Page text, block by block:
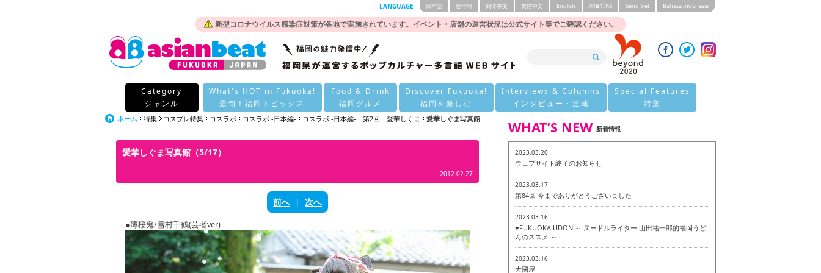
新型コロナウイルス感染症対策が各地で実施されています。イベント・店舗の運営状況は公式サイト等でご確認ください。
LANGUAGE 日本語 한국어 簡体中文 繁體中文 English ภาษาไทย tiéng Viêt Bahasa Indonesia
Category
ジャンル
What's HOT in Fukuoka!
最旬！福岡トピックス
Food & Drink
福岡グルメ
Discover Fukuoka!
福岡を楽しむ
Interviews & Columns
インタビュー・連載
Special Features
特集
ホーム 特集 コスプレ特集 コスラボ コスラボ -日本編- コスラボ -日本編- 第2回 愛華しぐま 愛華しぐま写真館
愛華しぐま写真館（5/17）
2012.02.27
前へ| 次へ
●薄桜鬼/雪村千鶴(芸者ver)
WHAT’S NEW 新着情報
2023.03.20
ウェブサイト終了のお知らせ
2023.03.17
第84回 今までありがとうございました
2023.03.16
♥FUKUOKA UDON ～ ヌードルライター 山田祐一郎的福岡うど
んのススメ ～
2023.03.16
大國屋